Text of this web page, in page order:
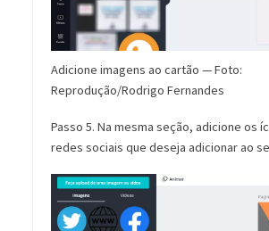
Adicione imagens ao cartão — Foto:
Reprodução/Rodrigo Fernandes
Passo 5. Na mesma seção, adicione os
redes sociais que deseja adicionar ao